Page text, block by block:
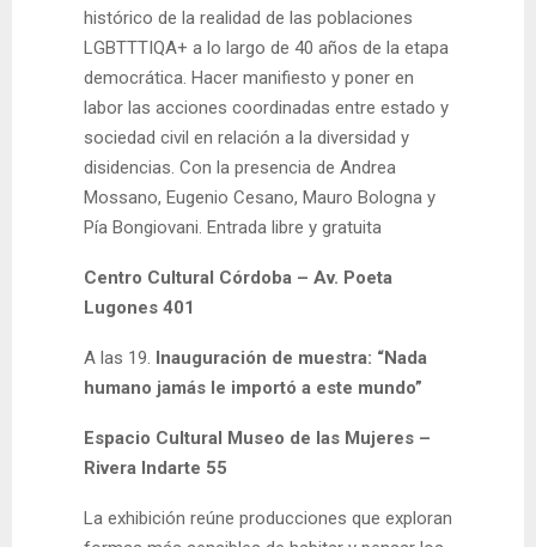
histórico de la realidad de las poblaciones
LGBTTTIQA+ a lo largo de 40 años de la etapa
democrática. Hacer manifiesto y poner en
labor las acciones coordinadas entre estado y
sociedad civil en relación a la diversidad y
disidencias. Con la presencia de Andrea
Mossano, Eugenio Cesano, Mauro Bologna y
Pía Bongiovani. Entrada libre y gratuita
Centro Cultural Córdoba – Av. Poeta
Lugones 401
A las 19. Inauguración de muestra: “Nada
humano jamás le importó a este mundo”
Espacio Cultural Museo de las Mujeres –
Rivera Indarte 55
La exhibición reúne producciones que exploran